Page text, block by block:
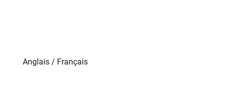
Anglais / Français